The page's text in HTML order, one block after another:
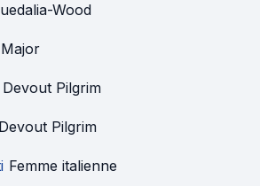
Wood
Devout Pilgrim
Devout Pilgrim
Femme italienne